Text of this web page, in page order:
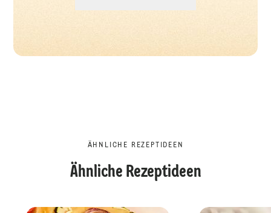
ÄHNLICHE REZEPTIDEEN
Ähnliche Rezeptideen